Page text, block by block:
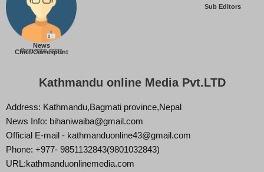
News
Chief/Correspont
बिज्ञान वाईबा (ममता)
Sub Editors
Kathmandu online Media Pvt.LTD
Address: Kathmandu,Bagmati province,Nepal
News Info: bihaniwaiba@gmail.com
Official E-mail - kathmanduonline43@gmail.com
Phone: +977- 9851132843(9801032843)
URL:kathmanduonlinemedia.com